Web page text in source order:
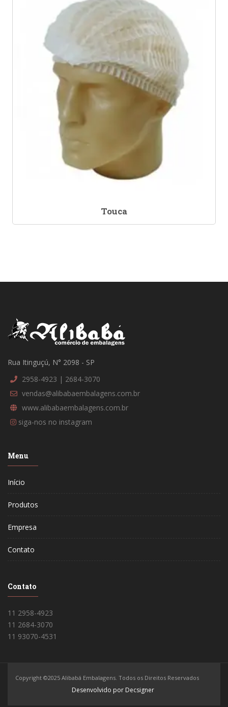
Touca
Rua Itinguçú, N° 2098 - SP
2958-4923 | 2684-3070
vendas@alibabaembalagens.com.br
www.alibabaembalagens.com.br
siga-nos no instagram
Menu
Início
Produtos
Empresa
Contato
Contato
11 2958-4923
11 2684-3070
11 93070-4531
Copyright ©2025 Alibabá Embalagens. Todos os Direitos Reservados
Desenvolvido por Decsigner